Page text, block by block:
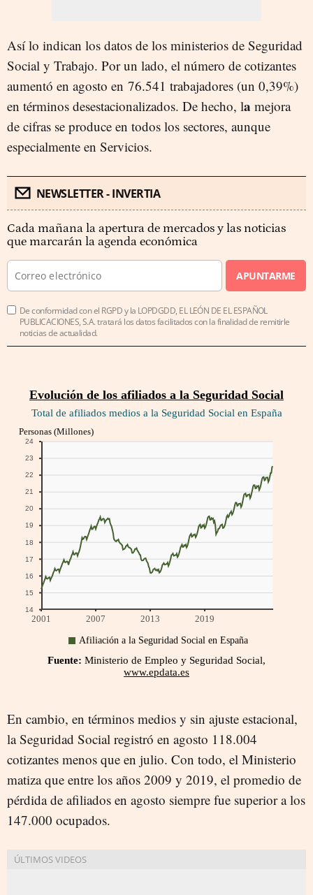
Así lo indican los datos de los ministerios de Seguridad
Social y Trabajo. Por un lado, el número de cotizantes
aumentó en agosto en 76.541 trabajadores (un 0,39%)
en términos desestacionalizados. De hecho, la mejora
de cifras se produce en todos los sectores, aunque
especialmente en Servicios.
NEWSLETTER - INVERTIA
Cada mañana la apertura de mercados y las noticias
que marcarán la agenda económica
APUNTARME
De conformidad con el RGPD y la LOPDGDD, EL LEÓN DE EL ESPAÑOL
PUBLICACIONES, S.A. tratará los datos facilitados con la finalidad de remitirle
noticias de actualidad.
En cambio, en términos medios y sin ajuste estacional,
la Seguridad Social registró en agosto 118.004
cotizantes menos que en julio. Con todo, el Ministerio
matiza que entre los años 2009 y 2019, el promedio de
pérdida de afiliados en agosto siempre fue superior a los
147.000 ocupados.